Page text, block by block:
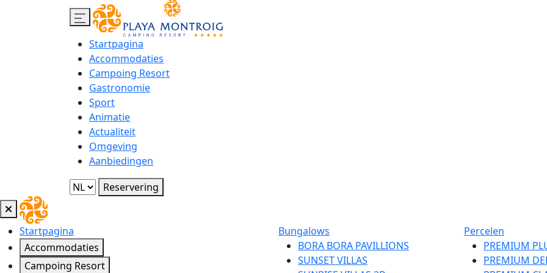
Startpagina
Accommodaties
Campoing Resort
Gastronomie
Sport
Animatie
Actualiteit
Omgeving
Aanbiedingen
Reservering
Startpagina
Accommodaties
Campoing Resort
Bungalows
BORA BORA PAVILLIONS
SUNSET VILLAS
Percelen
PREMIUM
PREMIUM